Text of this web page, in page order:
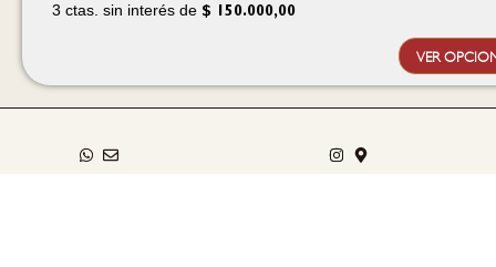
3 ctas. sin interés de $150.000,00
VER